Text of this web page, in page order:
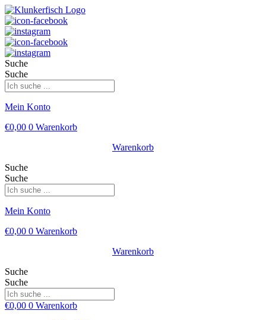
Suche
Suche
Mein Konto
€0,00 0 Warenkorb
Warenkorb
Suche
Suche
Mein Konto
€0,00 0 Warenkorb
Warenkorb
Suche
Suche
€0,00 0 Warenkorb